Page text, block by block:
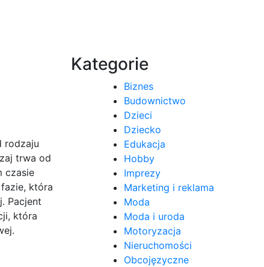
rodzaju
trwa od
czasie
która
Pacjent
która
Kategorie
Biznes
Budownictwo
Dzieci
Dziecko
Edukacja
Hobby
Imprezy
Marketing i reklama
Moda
Moda i uroda
Motoryzacja
Nieruchomości
Obcojęzyczne